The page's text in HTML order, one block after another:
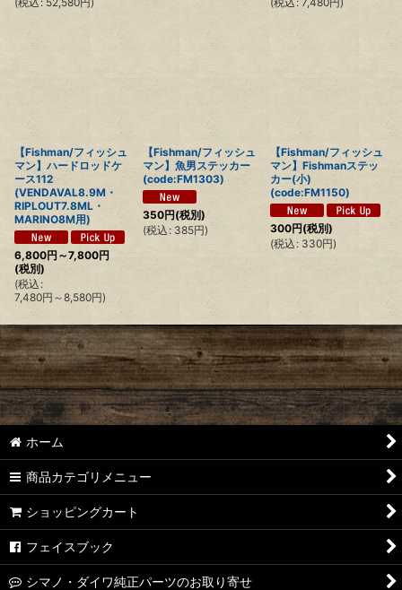
【Fishman/フィッシュ
マン】ハードロッドケ
ース112
(VENDAVAL8.9M・
RIPLOUT7.8ML・
MARINO8M用)
6,800円 ～7,800円
(税別)
(税込 :
7,480円 ～8,580円)
【Fishman/フィッシュ
マン】魚男ステッカー
(code:FM1303)
350円(税別)
(税込 : 385円)
【Fishman/フィッシュ
マン】Fishmanステッ
カー(小)
(code:FM1150)
300円(税別)
(税込 : 330円)
ホーム
商品カテゴリメニュー
ショッピングカート
フェイスブック
シマノ・ダイワ純正パーツのお取り寄せ